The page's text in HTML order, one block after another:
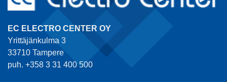
EC ELECTRO CENTER OY
Yrittäjänkulma 3
33710 Tampere
puh. +358 3 31 400 500